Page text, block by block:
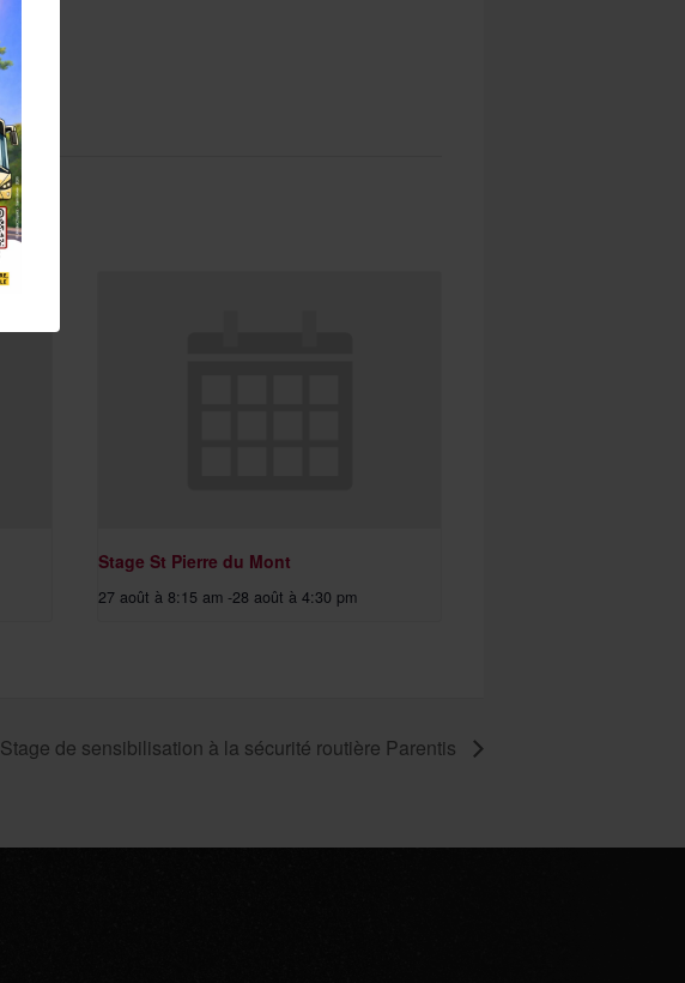
Stage St Pierre du Mont
27 août à 8:15 am -28 août à 4:30 pm
Stage de sensibilisation à la sécurité routière Parentis